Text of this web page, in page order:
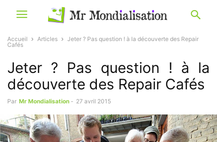
Accueil Articles
Jeter ? Pas question ! à la découverte des Repair
Cafés
Jeter ? Pas question ! à la
découverte des Repair Cafés
Par Mr Mondialisation - 27 avril 2015